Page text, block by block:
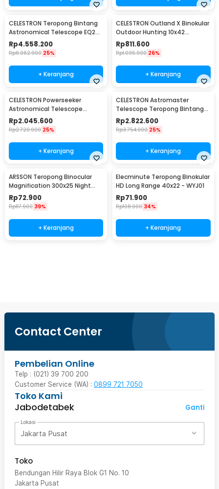
CELESTRON Teropong Bintang
Astronomical Telescope EQ2
Mount 910/90mm - Deluxe
90EQ
Rp4.558.200
Rp6.062.900 25%
+ Keranjang
CELESTRON Outland X Binokular
Outdoor Hunting 10x42
Waterproof - 71347
Rp811.600
Rp1.095.900 26%
+ Keranjang
CELESTRON Powerseeker
Astronomical Telescope
Teropong 80mm - 80EQ
Rp2.045.600
Rp2.720.900 25%
+ Keranjang
CELESTRON Astromaster
Telescope Teropong Bintang
Astronomical - 130EQ
Rp2.822.600
Rp3.754.900 25%
+ Keranjang
ARSSON Teropong Binocular
Magnification 300x25 Night
Vision - XB821PP
Rp72.900
Rp117.900 39%
+ Keranjang
Elecminute Teropong Binokular
HD Long Range 40x22 - WYJ01
Rp71.900
Rp108.000 34%
+ Keranjang
Contact Center
Pembelian Online
Telp : (021) 39 700 200
Customer Service (WA) : 0899 721 7050
Toko Kami
Jabodetabek
Ganti
Lokasi
Jakarta Pusat
Toko
Bendungan Hilir Raya Blok G1 No. 10
Jakarta Pusat